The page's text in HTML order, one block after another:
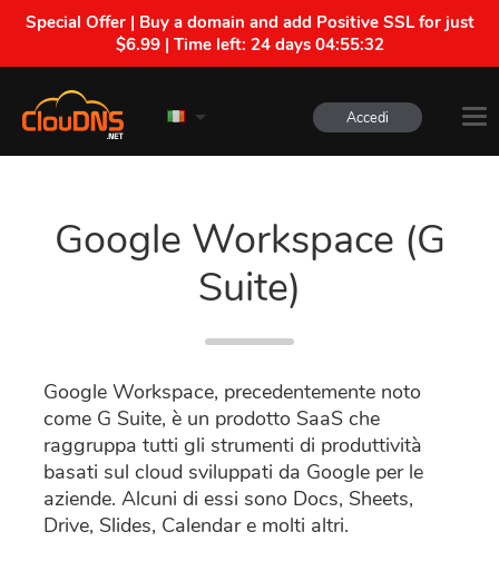
Special Offer | Buy a domain and add Positive SSL for just
$6.99 | Time left: 24 days 04:55:31
Accedi
Google Workspace (G
Suite)
Google Workspace, precedentemente noto
come G Suite, è un prodotto SaaS che
raggruppa tutti gli strumenti di produttività
basati sul cloud sviluppati da Google per le
aziende. Alcuni di essi sono Docs, Sheets,
Drive, Slides, Calendar e molti altri.